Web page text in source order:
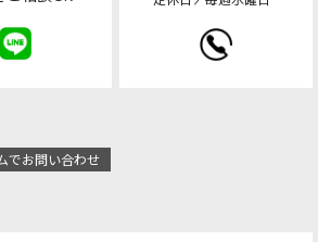
でお問い合わせ